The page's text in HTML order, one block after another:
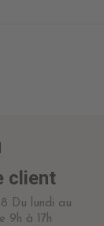
client
Du lundi au
9h à 17h